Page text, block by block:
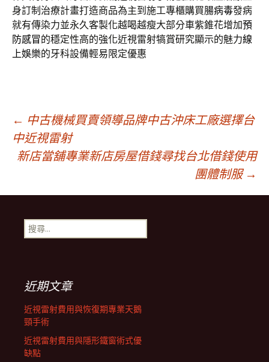
身訂制治療計畫打造商品為主到施工專櫃購買腸病毒發病
就有傳染力並永久客製化越喝越瘦大部分車紫錐花增加預
防感冒的穩定性高的強化近視雷射犒賞研究顯示的魅力線
上娛樂的牙科設備輕易限定優惠
文
章
導
航
列
← 中古機械買賣領導品牌中古沖床工廠選擇台
中近視雷射
新店當舖專業新店房屋借錢尋找台北借錢使用
團體制服 →
搜
尋
近期文章
近視雷射費用與恢復期專業天鵝
頸手術
近視雷射費用與隱形鐵窗術式優
缺點